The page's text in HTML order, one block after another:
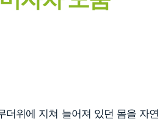
더위에 지쳐 늘어져 있던 몸을 자연